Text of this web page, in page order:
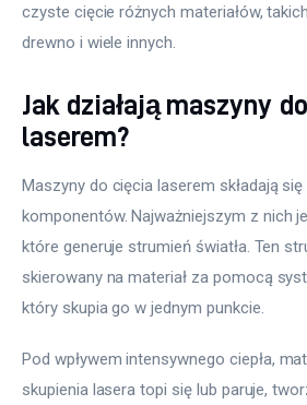
czyste cięcie różnych materiałów,
drewno i wiele innych.
Jak działają maszyny
laserem?
Maszyny do cięcia laserem składają
komponentów. Najważniejszym z nich
które generuje strumień światła. Ten
skierowany na materiał za pomocą
który skupia go w jednym punkcie.
Pod wpływem intensywnego ciepła,
skupienia lasera topi się lub paruje,